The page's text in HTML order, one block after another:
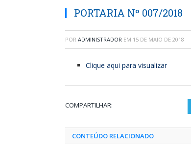
PORTARIA Nº 007/2018
POR ADMINISTRADOR EM 15 DE MAIO DE 2018
Clique aqui para visualizar
COMPARTILHAR:
CONTEÚDO RELACIONADO